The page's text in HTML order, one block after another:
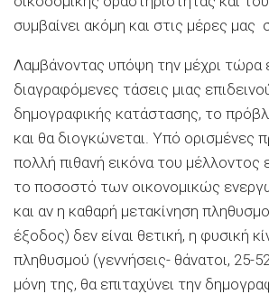
συμβαίνει ακόμη και στις μέρες μας
Λαμβάνοντας υπόψη την μέχρι τώρα
διαγραφόμενες τάσεις μιας
δημογραφικής κατάστασης, το
και θα διογκώνεται. Υπό ορισμένες
πολλή πιθανή εικόνα του μέλλοντος
το ποσοστό των οικονομικώς
και αν η καθαρή μετακίνηση
έξοδος) δεν είναι θετική, η φυσική
πληθυσμού (γεννήσεις- θάνατοι, 25-
μόνη της, θα επιταχύνει την